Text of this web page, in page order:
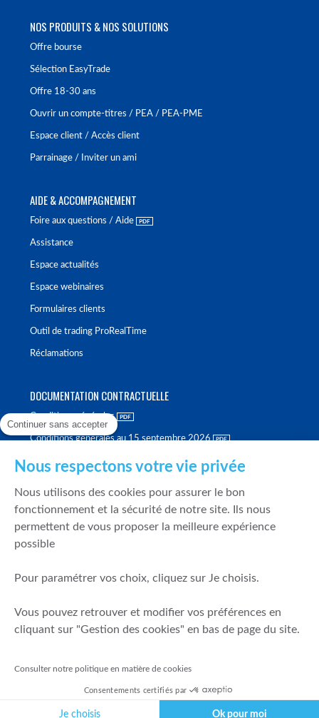
NOS PRODUITS & NOS SOLUTIONS
Offre bourse
Sélection EasyTrade
Offre 18-30 ans
Ouvrir un compte-titres / PEA / PEA-PME
Espace client / Accès client
Parrainage / Inviter un ami
AIDE & ACCOMPAGNEMENT
Foire aux questions / Aide
Assistance
Espace actualités
Espace webinaires
Formulaires clients
Outil de trading ProRealTime
Réclamations
DOCUMENTATION CONTRACTUELLE
Conditions générales
Conditions générales au 15 septembre 2026
Politique de meilleure sélection
Politique de durabilité
Fonds de garantie des dépôts et de résolution
Mentions légales
Prévention de la fraude
Politique de gestion des conflits d'intérêts
Continuer sans accepter
Nous respectons votre vie privée
Nous utilisons des cookies pour assurer le bon
fonctionnement et la sécurité de notre site. Ils nous
permettent de vous proposer la meilleure expérience
possible
Pour paramétrer vos choix, cliquez sur Je choisis.
Vous pouvez retrouver et modifier vos préférences en
cliquant sur "Gestion des cookies" en bas de page du site.
Consulter notre politique en matière de cookies
Consentements certifiés par
Je choisis Ok pour moi